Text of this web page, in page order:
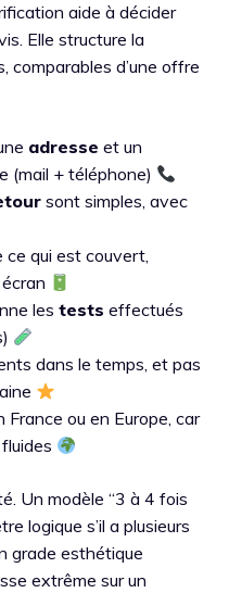
aide à décider
Elle structure la
comparables d’une offre
adresse et un
(mail + téléphone)
sont simples, avec
ce qui est couvert,
lestests effectués
dans le temps, et pas
France ou en Europe, car
Un modèle “3 à 4 fois
logique s’il a plusieurs
grade esthétique
extrême sur un